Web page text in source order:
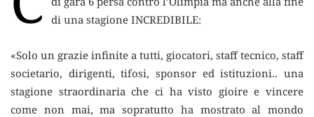
di una stagione INCREDIBILE:
«Solo un grazie infinite a tutti, giocatori, staff tecnico, staff
societario, dirigenti, tifosi, sponsor ed istituzioni.. una
stagione straordinaria che ci ha visto gioire e vincere
come non mai, ma sopratutto ha mostrato al mondo